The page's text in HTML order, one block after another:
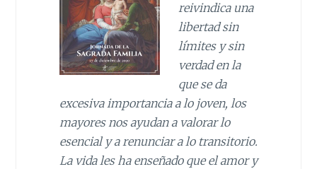
reivindica una
libertad sin
límites y sin
verdad en la
que se da
excesiva importancia a lo joven, los
mayores nos ayudan a valorar lo
esencial y a renunciar a lo transitorio.
La vida les ha enseñado que el amor y